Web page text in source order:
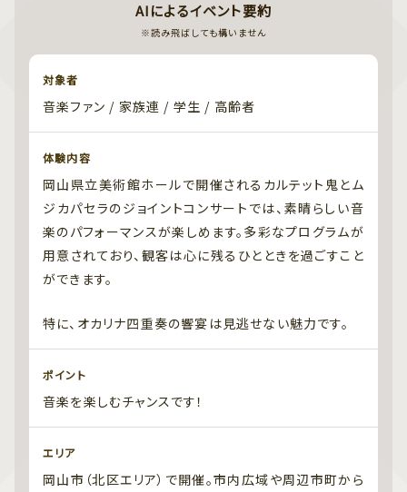
AIによるイベント要約
※読み飛ばしても構いません
対象者
音楽ファン / 家族連 / 学生 / 高齢者
体験内容
岡山県立美術館ホールで開催されるカルテット鬼とム
ジカパセラのジョイントコンサートでは、素晴らしい音
楽のパフォーマンスが楽しめます。多彩なプログラムが
用意されており、観客は心に残るひとときを過ごすこと
ができます。
特に、オカリナ四重奏の響宴は見逃せない魅力です。
ポイント
音楽を楽しむチャンスです！
エリア
岡山市（北区エリア）で開催。市内広域や周辺市町から